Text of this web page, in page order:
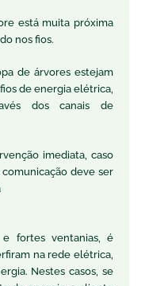
está muita próxima
nos fios.
de árvores estejam
de energia elétrica,
dos canais de
imediata, caso
deve ser
fortes ventanias, é
na rede elétrica,
Nestes casos, se